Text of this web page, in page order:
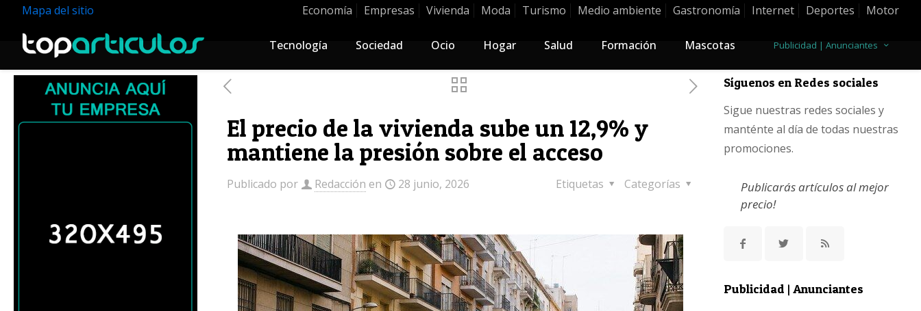
Mapa del sitio Economía Empresas Vivienda Moda Turismo Medio ambiente Gastronomía Internet Deportes Motor
Tecnología Sociedad Ocio Hogar Salud Formación Mascotas Publicidad | Anunciantes
El precio de la vivienda sube un 12,9% y
mantiene la presión sobre el acceso
Publicado por Redacción en 28 junio, 2026 Categorías
Etiquetas
Síguenos en Redes sociales
Sigue nuestras redes sociales y
manténte al día de todas nuestras
promociones.
Publicarás artículos al mejor
precio!
Publicidad | Anunciantes